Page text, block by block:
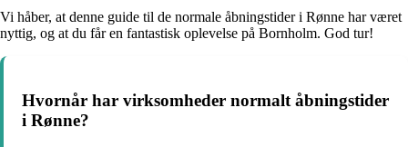
Vi håber, at denne guide til de normale åbningstider i Rønne har været
nyttig, og at du får en fantastisk oplevelse på Bornholm. God tur!
Hvornår har virksomheder normalt åbningstider
i Rønne?